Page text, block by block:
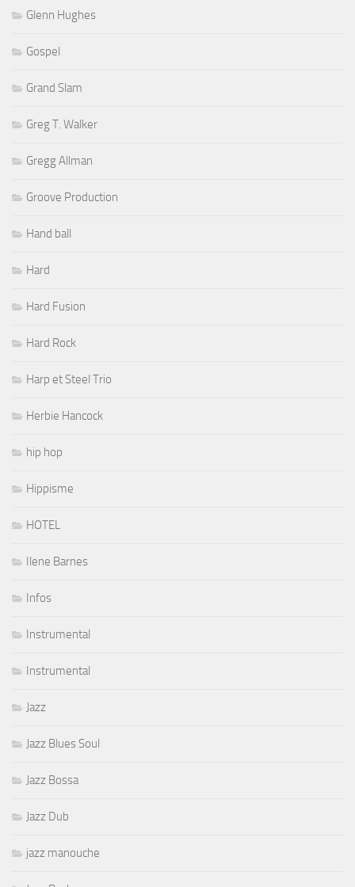
Glenn Hughes
Gospel
Grand Slam
Greg T. Walker
Gregg Allman
Groove Production
Hand ball
Hard
Hard Fusion
Hard Rock
Harp et Steel Trio
Herbie Hancock
hip hop
Hippisme
HOTEL
Ilene Barnes
Infos
Instrumental
Instrumental
Jazz
Jazz Blues Soul
Jazz Bossa
Jazz Dub
jazz manouche